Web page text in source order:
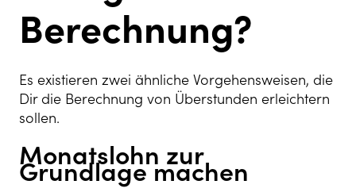
Berechnung?
Es existieren zwei ähnliche Vorgehensweisen, die
Dir die Berechnung von Überstunden erleichtern
sollen.
Monatslohn zur
Grundlage machen